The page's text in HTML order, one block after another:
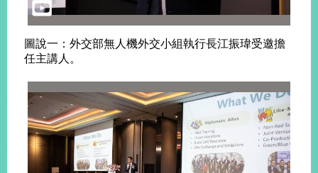
關
站
部
長
信
箱
粉
絲
專
頁
Instagram
X平台
(原推特)
圖說一：外交部無人機外交小組執行長江振瑋受邀擔
任主講人。